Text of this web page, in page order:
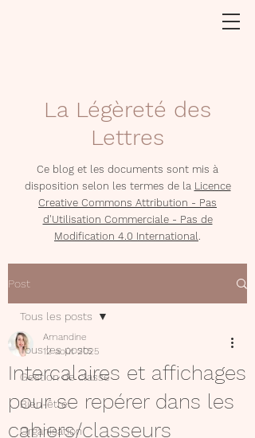
La Légèreté des
Lettres
Ce blog et les documents sont mis à
disposition selon les termes de la Licence
Creative Commons Attribution - Pas
d'Utilisation Commerciale - Pas de
Modification 4.0 International.
Post
Tous les posts
Gestion de classe
Bien-être
Organisation
Tous les posts
Intercalaires et affichages
pour se repérer dans les
cahiers/classeurs
Amandine
12 août 2025